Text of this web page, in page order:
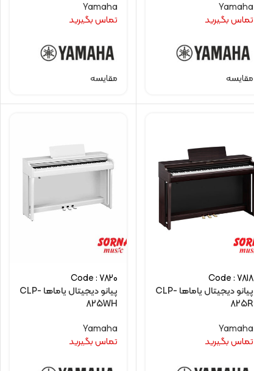
Yamaha
تماس بگیرید
مقایسه
Yamaha
تماس بگیرید
مقایسه
Code : 7818
پیانو دیجیتال یاماها CLP-
825R
Yamaha
تماس بگیرید
Code : 7820
پیانو دیجیتال یاماها CLP-
825WH
Yamaha
تماس بگیرید